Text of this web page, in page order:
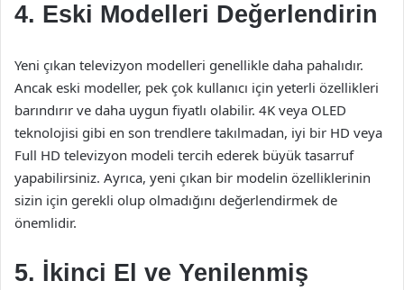
4. Eski Modelleri Değerlendirin
Yeni çıkan televizyon modelleri genellikle daha pahalıdır.
Ancak eski modeller, pek çok kullanıcı için yeterli özellikleri
barındırır ve daha uygun fiyatlı olabilir. 4K veya OLED
teknolojisi gibi en son trendlere takılmadan, iyi bir HD veya
Full HD televizyon modeli tercih ederek büyük tasarruf
yapabilirsiniz. Ayrıca, yeni çıkan bir modelin özelliklerinin
sizin için gerekli olup olmadığını değerlendirmek de
önemlidir.
5. İkinci El ve Yenilenmiş